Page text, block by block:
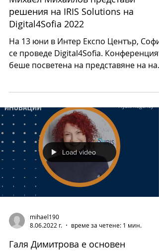
Михаел Михайлов представи
решения на IRIS Solutions на
Digital4Sofia 2022
На 13 юни в Интер Експо Център,
се проведе Digital4Sofia.
новите тенденции,...
mihael190